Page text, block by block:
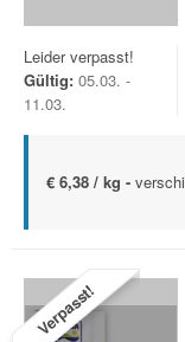
Leider verpasst!
Gültig: 05.03. -
11.03.
€ 6,38 / kg -
Verpasst!